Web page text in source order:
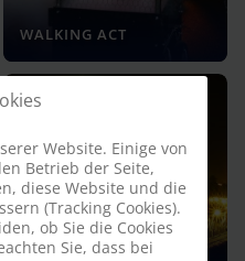
WALKING ACT
KOGGENFAHRT
Website. Einige von
Betrieb der Seite,
diese Website und die
(Tracking Cookies).
ob Sie die Cookies
Sie, dass bei